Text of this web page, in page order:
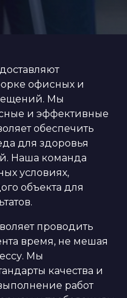
офисных и
Мы
и эффективные
обеспечить
для здоровья
Наша команда
условиях,
объекта для
проводить
время, не мешая
Мы
качества и
работ